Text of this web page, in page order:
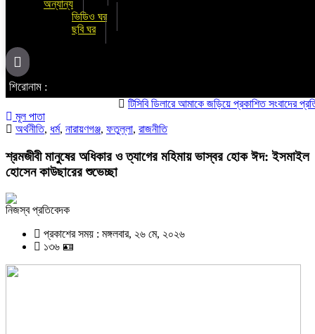
অন্যান্য
ভিডিও ঘর
ছবি ঘর
শিরোনাম :
টিসিবি ডিলারে আমাকে জড়িয়ে প্রকাশিত সংবাদের প্রতিবাদ ও
মূল পাতা
অর্থনীতি, ধর্ম, নারায়ণগঞ্জ, ফতুল্লা, রাজনীতি
শ্রমজীবী মানুষের অধিকার ও ত্যাগের মহিমায় ভাস্বর হোক ঈদ: ইসমাইল
হোসেন কাউছারের শুভেচ্ছা
নিজস্ব প্রতিবেদক
প্রকাশের সময় : মঙ্গলবার, ২৬ মে, ২০২৬
১৩৬ 🪪